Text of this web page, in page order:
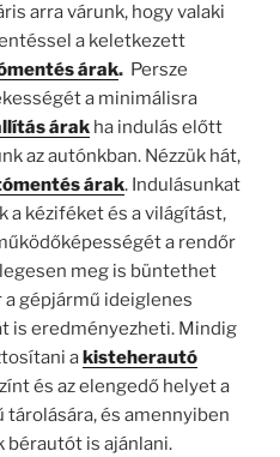
arra várunk, hogy valaki
a keletkezett
árak. Persze
a minimálisra
árak ha indulás előtt
az autónkban. Nézzük hát,
árak. Indulásunkat
a kéziféket és a világítást,
a rendőr
meg is büntethet
a gépjármű ideiglenes
is eredményezheti. Mindig
akisteherautó
és az elengedő helyet a
és amennyiben
bérautót is ajánlani.